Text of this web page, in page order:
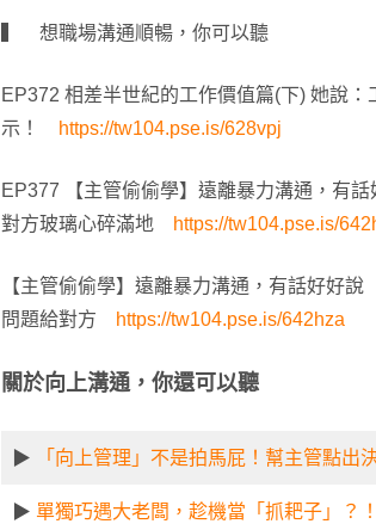
▍ 想職場溝通順暢，你可以聽
EP372 相差半世紀的工作價值篇(下) 她說：
示！
https://tw104.pse.is/628vpj
EP377 【主管偷偷學】遠離暴力溝通，有
對方玻璃心碎滿地
https://tw104.pse.is/
【主管偷偷學】遠離暴力溝通，有話好好
問題給對方
https://tw104.pse.is/642hza
關於向上溝通，你還可以聽
▶ 「向上管理」不是拍馬屁！幫主管點出
▶ 單獨巧遇大老闆，趁機當「抓耙子」？！